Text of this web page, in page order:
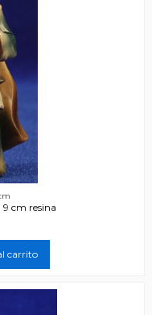
cm resina
carrito